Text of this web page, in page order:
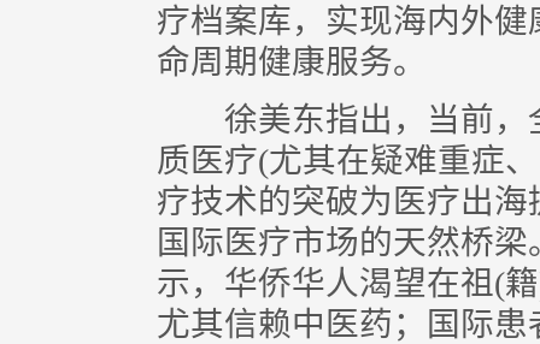
疗档案库，实现海内外
命周期健康服务。
徐美东指出，当前，
质医疗(尤其在疑难重症
疗技术的突破为医疗出
国际医疗市场的天然桥
示，华侨华人渴望在祖(
尤其信赖中医药；国际